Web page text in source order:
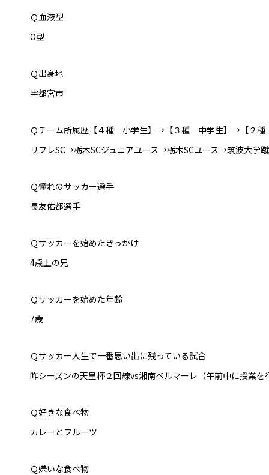
Ｑ血液型
O型
Ｑ出身地
宇都宮市
Ｑチーム所属歴【４種 小学生】→【３種 中学生】→【２
リフレSC→栃木SCジュニアユース→栃木SCユース→筑波大学
Ｑ憧れのサッカー選手
長友佑都選手
Ｑサッカーを始めたきっかけ
4歳上の兄
Ｑサッカーを始めた年齢
7歳
Ｑサッカー人生で一番思い出に残っている試合
昨シーズンの天皇杯２回線vs湘南ベルマーレ（午前中に授業
Ｑ好きな食べ物
カレーとフルーツ
Ｑ嫌いな食べ物